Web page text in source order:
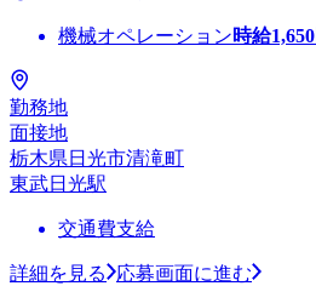
機械オペレーション時給1,650
勤務地
面接地
栃木県日光市清滝町
東武日光駅
交通費支給
詳細を見る
応募画面に進む